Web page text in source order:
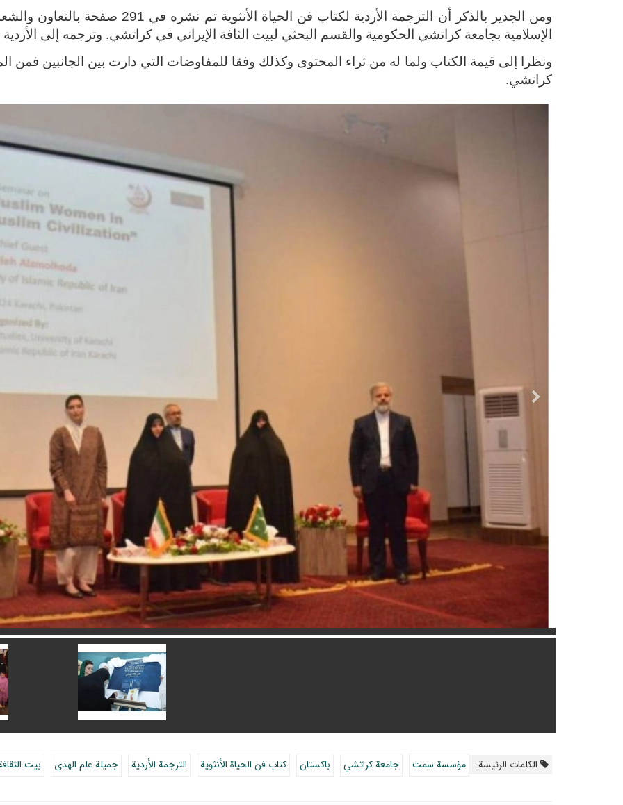
ومن الجدير بالذكر أن الترجمة الأردية
الإسلامية بجامعة كراتشي الحكومية والقسم البحثي لبيت الثافة الإيراني في كراتشي. وترجمه إلى
ونظرا إلى قيمة الكتاب ولما له من ثراء المحتوى وكذلك وفقا للمفاوضات التي دارت بين الجانبين فمن
كراتشي.
الکلمات الرئيسة: مؤسسة سمت جامعة كراتشي باكستان كتاب فن الحياة الأنثوية الترجمة الأردية جميلة علم الهدى بيت